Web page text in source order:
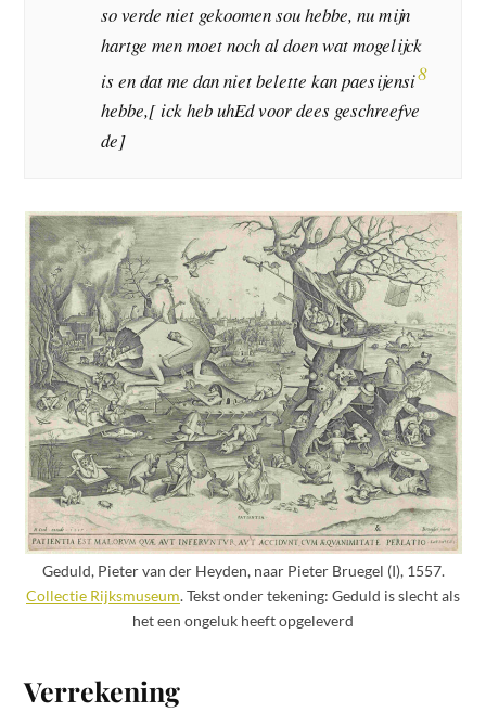
so verde niet gekoomen sou hebbe, nu mijn
hartge men moet noch al doen wat mogelijck
is en dat me dan niet belette kan paesijensi8
hebbe,[ ick heb uhEd voor dees geschreefve
de]
Geduld, Pieter van der Heyden, naar Pieter Bruegel (I), 1557.
Collectie Rijksmuseum. Tekst onder tekening: Geduld is slecht als
het een ongeluk heeft opgeleverd
Verrekening